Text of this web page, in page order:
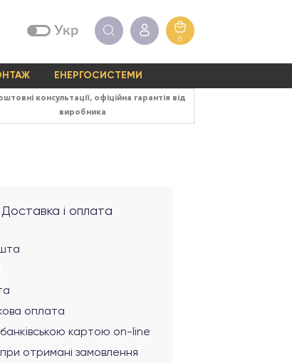
Укр
0
ЕНЕРГОСИСТЕМИ
консультації, офіційна гарантія від
виробника
Доставка і оплата
оплата
картою on-line
отримані замовлення